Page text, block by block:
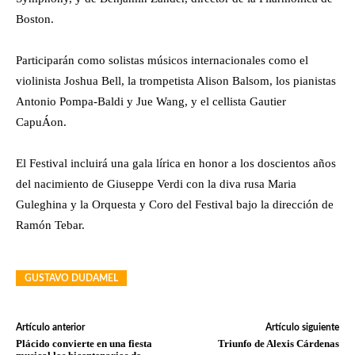
Boston.
Participarán como solistas músicos internacionales como el
violinista Joshua Bell, la trompetista Alison Balsom, los pianistas
Antonio Pompa-Baldi y Jue Wang, y el cellista Gautier
CapuÁon.
El Festival incluirá una gala lírica en honor a los doscientos años
del nacimiento de Giuseppe Verdi con la diva rusa Maria
Guleghina y la Orquesta y Coro del Festival bajo la dirección de
Ramón Tebar.
GUSTAVO DUDAMEL
Artículo anterior
Plácido convierte en una fiesta
Artículo siguiente
Triunfo de Alexis Cárdenas